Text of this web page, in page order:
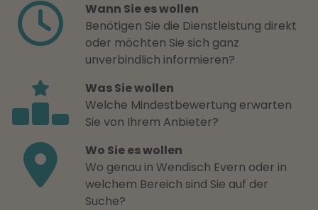
Wann Sie es wollen
Benötigen Sie die Dienstleistung direkt
oder möchten Sie sich ganz
unverbindlich informieren?
Was Sie wollen
Welche Mindestbewertung erwarten
Sie von Ihrem Anbieter?
Wo Sie es wollen
Wo genau in Wendisch Evern oder in
welchem Bereich sind Sie auf der
Suche?